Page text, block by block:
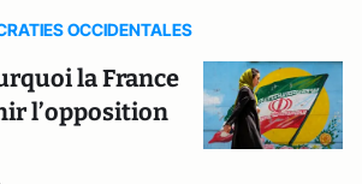
OCCIDENTALES
la France
l’opposition